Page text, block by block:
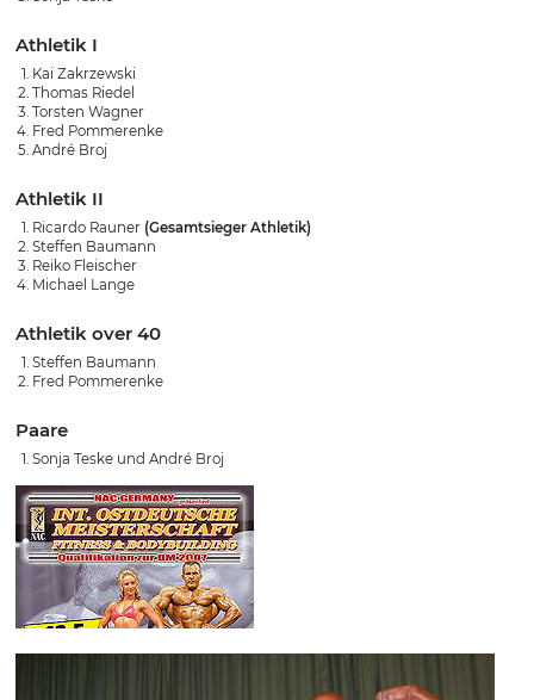
Athletik I
Kai Zakrzewski
Thomas Riedel
Torsten Wagner
Fred Pommerenke
André Broj
Athletik II
Ricardo Rauner (Gesamtsieger Athletik)
Steffen Baumann
Reiko Fleischer
Michael Lange
Athletik over 40
Steffen Baumann
Fred Pommerenke
Paare
Sonja Teske und André Broj